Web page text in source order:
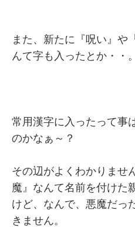
また、新たに『呪い』や
んて字も入ったとか・・。
常用漢字に入ったって事
のかなぁ～？
その辺がよくわかりませ
魔』なんて名前を付けた
けど、なんで、悪魔だっ
きません。